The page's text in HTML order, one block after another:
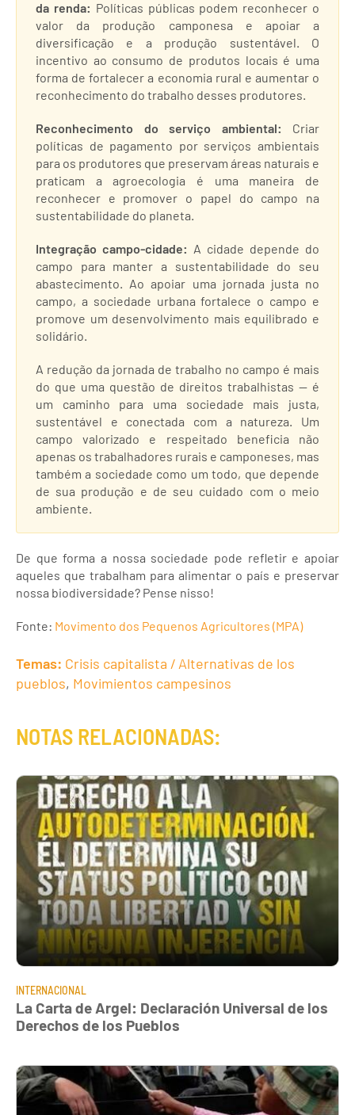
da renda: Políticas públicas podem reconhecer o
valor da produção camponesa e apoiar a
diversificação e a produção sustentável. O
incentivo ao consumo de produtos locais é uma
forma de fortalecer a economia rural e aumentar o
reconhecimento do trabalho desses produtores.
Reconhecimento do serviço ambiental: Criar
políticas de pagamento por serviços ambientais
para os produtores que preservam áreas naturais e
praticam a agroecologia é uma maneira de
reconhecer e promover o papel do campo na
sustentabilidade do planeta.
Integração campo-cidade: A cidade depende do
campo para manter a sustentabilidade do seu
abastecimento. Ao apoiar uma jornada justa no
campo, a sociedade urbana fortalece o campo e
promove um desenvolvimento mais equilibrado e
solidário.
A redução da jornada de trabalho no campo é mais
do que uma questão de direitos trabalhistas — é
um caminho para uma sociedade mais justa,
sustentável e conectada com a natureza. Um
campo valorizado e respeitado beneficia não
apenas os trabalhadores rurais e camponeses, mas
também a sociedade como um todo, que depende
de sua produção e de seu cuidado com o meio
ambiente.
De que forma a nossa sociedade pode refletir e apoiar
aqueles que trabalham para alimentar o país e preservar
nossa biodiversidade? Pense nisso!
Fonte: Movimento dos Pequenos Agricultores (MPA)
Temas: Crisis capitalista / Alternativas de los
pueblos, Movimientos campesinos
NOTAS RELACIONADAS:
INTERNACIONAL
La Carta de Argel: Declaración Universal de los
Derechos de los Pueblos